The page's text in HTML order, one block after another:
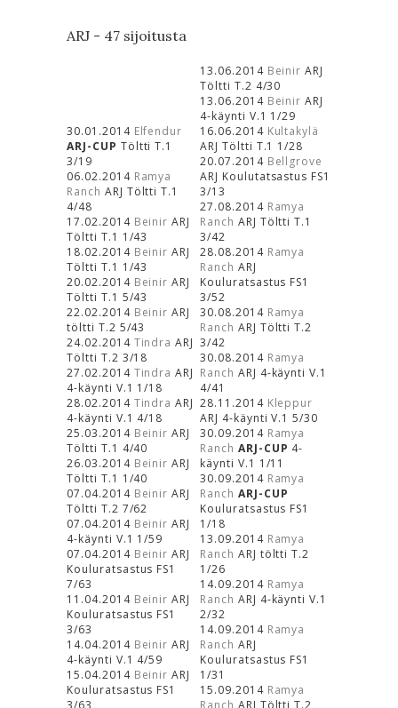
ARJ - 47 sijoitusta
30.01.2014 Elfendur
ARJ-CUP Töltti T.1
3/19
06.02.2014 Ramya
Ranch ARJ Töltti T.1
4/48
17.02.2014 Beinir ARJ
Töltti T.1 1/43
18.02.2014 Beinir ARJ
Töltti T.1 1/43
20.02.2014 Beinir ARJ
Töltti T.1 5/43
22.02.2014 Beinir ARJ
töltti T.2 5/43
24.02.2014 Tindra ARJ
Töltti T.2 3/18
27.02.2014 Tindra ARJ
4-käynti V.1 1/18
28.02.2014 Tindra ARJ
4-käynti V.1 4/18
25.03.2014 Beinir ARJ
Töltti T.1 4/40
26.03.2014 Beinir ARJ
Töltti T.1 1/40
07.04.2014 Beinir ARJ
Töltti T.2 7/62
07.04.2014 Beinir ARJ
4-käynti V.1 1/59
07.04.2014 Beinir ARJ
Kouluratsastus FS1
7/63
11.04.2014 Beinir ARJ
Kouluratsastus FS1
3/63
14.04.2014 Beinir ARJ
4-käynti V.1 4/59
15.04.2014 Beinir ARJ
Kouluratsastus FS1
3/63
13.06.2014 Beinir ARJ
Töltti T.2 4/30
13.06.2014 Beinir ARJ
4-käynti V.1 1/29
16.06.2014 Kultakylä
ARJ Töltti T.1 1/28
20.07.2014 Bellgrove
ARJ Koulutatsastus FS1
3/13
27.08.2014 Ramya
Ranch ARJ Töltti T.1
3/42
28.08.2014 Ramya
Ranch ARJ
Kouluratsastus FS1
3/52
30.08.2014 Ramya
Ranch ARJ Töltti T.2
3/42
30.08.2014 Ramya
Ranch ARJ 4-käynti V.1
4/41
28.11.2014 Kleppur
ARJ 4-käynti V.1 5/30
30.09.2014 Ramya
Ranch ARJ-CUP 4-
käynti V.1 1/11
30.09.2014 Ramya
Ranch ARJ-CUP
Kouluratsastus FS1
1/18
13.09.2014 Ramya
Ranch ARJ töltti T.2
1/26
14.09.2014 Ramya
Ranch ARJ 4-käynti V.1
2/32
14.09.2014 Ramya
Ranch ARJ
Kouluratsastus FS1
1/31
15.09.2014 Ramya
Ranch ARJ Töltti T.2